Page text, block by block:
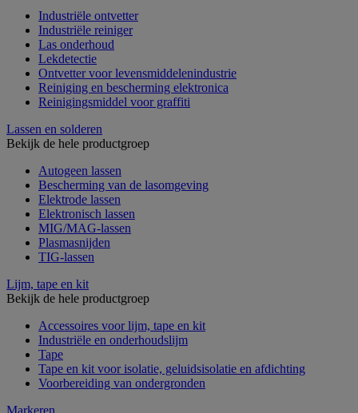
Industriële ontvetter
Industriële reiniger
Las onderhoud
Lekdetectie
Ontvetter voor levensmiddelenindustrie
Reiniging en bescherming elektronica
Reinigingsmiddel voor graffiti
Lassen en solderen
Bekijk de hele productgroep
Autogeen lassen
Bescherming van de lasomgeving
Elektrode lassen
Elektronisch lassen
MIG/MAG-lassen
Plasmasnijden
TIG-lassen
Lijm, tape en kit
Bekijk de hele productgroep
Accessoires voor lijm, tape en kit
Industriële en onderhoudslijm
Tape
Tape en kit voor isolatie, geluidsisolatie en afdichting
Voorbereiding van ondergronden
Markeren